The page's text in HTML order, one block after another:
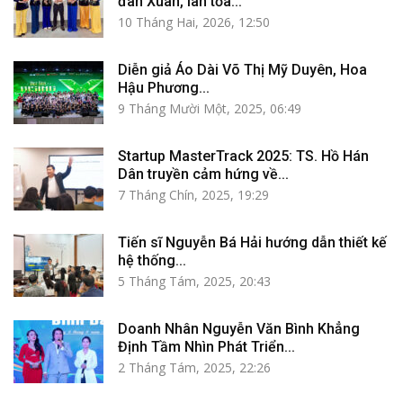
10 Tháng Hai, 2026, 12:50
Diễn giả Áo Dài Võ Thị Mỹ Duyên, Hoa
Hậu Phương...
9 Tháng Mười Một, 2025, 06:49
Startup MasterTrack 2025: TS. Hồ Hán
Dân truyền cảm hứng về...
7 Tháng Chín, 2025, 19:29
Tiến sĩ Nguyễn Bá Hải hướng dẫn thiết kế
hệ thống...
5 Tháng Tám, 2025, 20:43
Doanh Nhân Nguyễn Văn Bình Khẳng
Định Tầm Nhìn Phát Triển...
2 Tháng Tám, 2025, 22:26